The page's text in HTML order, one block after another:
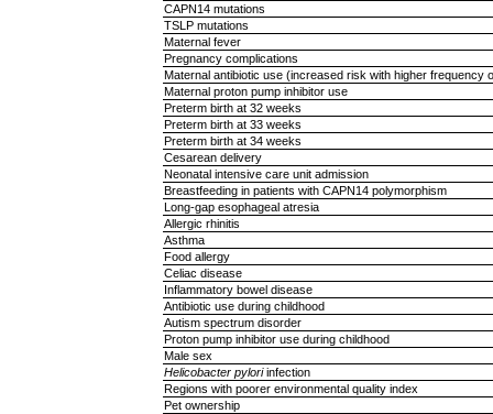
CAPN14 mutations
TSLP mutations
Maternal fever
Pregnancy complications
Maternal antibiotic use (increased risk with higher frequency
Maternal proton pump inhibitor use
Preterm birth at 32 weeks
Preterm birth at 33 weeks
Preterm birth at 34 weeks
Cesarean delivery
Neonatal intensive care unit admission
Breastfeeding in patients with CAPN14 polymorphism
Long-gap esophageal atresia
Allergic rhinitis
Asthma
Food allergy
Celiac disease
Inflammatory bowel disease
Antibiotic use during childhood
Autism spectrum disorder
Proton pump inhibitor use during childhood
Male sex
Helicobacter pyloriinfection
Regions with poorer environmental quality index
Pet ownership